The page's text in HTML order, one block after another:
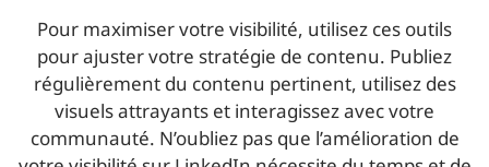
Pour maximiser votre visibilité, utilisez ces outils
pour ajuster votre stratégie de contenu. Publiez
régulièrement du contenu pertinent, utilisez des
visuels attrayants et interagissez avec votre
communauté. N’oubliez pas que l’amélioration de